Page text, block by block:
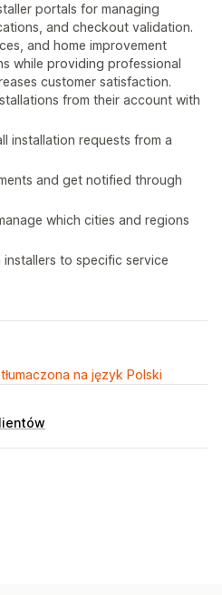
portals for managing
and checkout validation.
and home improvement
while providing professional
customer satisfaction.
from their account with
installation requests from a
and get notified through
which cities and regions
to specific service
na język Polski